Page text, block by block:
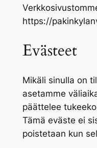
https://
Evästeet
Mikäli sinulla on
asetamme
päättelee
Tämä eväste ei
poistetaan kun